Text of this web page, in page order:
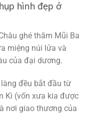
hình đẹp ở
ghé thăm Mũi Ba
miệng núi lửa và
của đại dương.
đều bắt đầu từ
Kì (vốn xưa kia được
nơi giao thương của